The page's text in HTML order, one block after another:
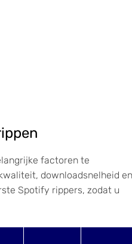
factoren te
downloadsnelheid en
Spotify rippers, zodat u